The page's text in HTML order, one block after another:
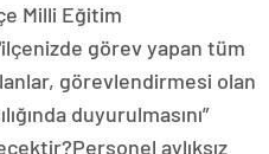
Milli Eğitim
görev yapan tüm
görevlendirmesi olan
duyurulmasını”
aylıksız